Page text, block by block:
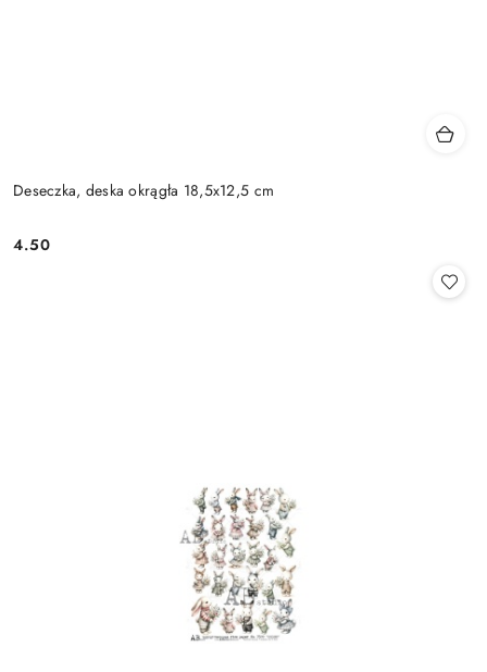
Deseczka, deska okrągła 18,5x12,5 cm
Cena:
4.50